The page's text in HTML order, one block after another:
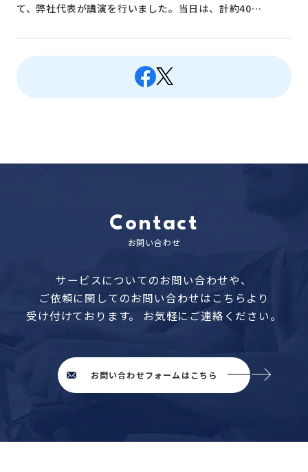
て、弊社代表が講演を行いました。当日は、計約40…
Contact
お問い合わせ
サービスについてのお問い合わせや、
ご依頼に関してのお問い合わせはこちらより
受け付けております。
お気軽にご連絡ください。
お問い合わせフォームはこちら